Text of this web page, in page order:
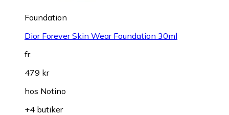
Foundation
Dior Forever Skin Wear Foundation 30ml
fr.
479 kr
hos Notino
+4 butiker